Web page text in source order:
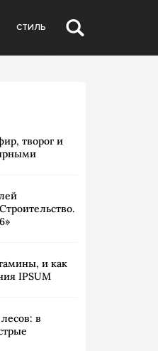
СТИЛЬ
творог и
и как
IPSUM
в